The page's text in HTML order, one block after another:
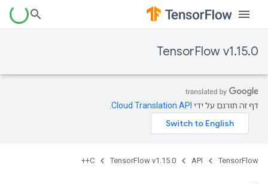
TensorFlow v1.15.0
דף זה תורגם על ידי Cloud Translation API
TensorFlow
API
TensorFlow v1.15.0
C++